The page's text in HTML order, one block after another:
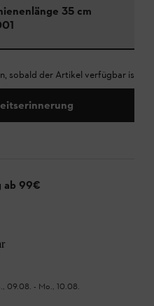
35 cm
sobald der Artikel verfügbar ist?
ab 99€
09.08. - Mo., 10.08.